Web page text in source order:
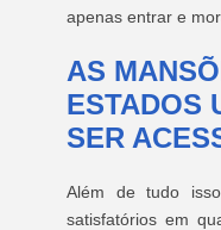
apenas entrar e
AS
ESTADOS
SER
Além de tudo
satisfatórios em